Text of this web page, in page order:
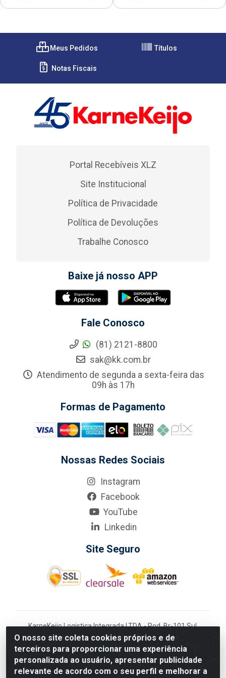
O nosso site coleta cookies próprios e de
terceiros para proporcionar uma experiência
personalizada ao usuário, apresentar publicidade
relevante de acordo com o seu perfil e melhorar a
Meus Pedidos Títulos
Notas Fiscais
Portal Recebíveis XLZ
Site Institucional
Política de Privacidade
Política de Devoluções
Trabalhe Conosco
Baixe já nosso APP
Fale Conosco
(81) 2121-8800
sak@kk.com.br
Atendimento de segunda a sexta-feira das
09h às 17h
Formas de Pagamento
Nossas Redes Sociais
Instagram
Facebook
YouTube
Linkedin
Site Seguro
KarneKeijo Logistica Integrada LTDA - Rod. Br-101 Sul,
nº3700 - Barro, Recife/PE, 50900-400 CNPJ:
24.150.377/0001-95
Estados atendidos pela KarneKeijo: PE, PB e RN.